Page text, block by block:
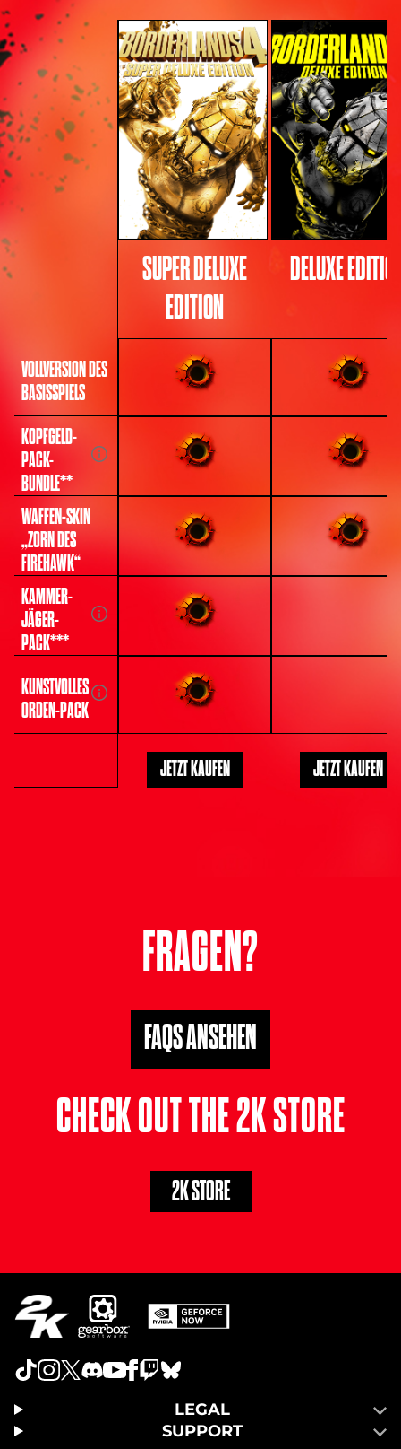
VOLLVERSION DES
BASISSPIELS
KOPFGELD-
PACK-
BUNDLE**
WAFFEN-SKIN
„ZORN DES
FIREHAWK“
KAMMER-
JÄGER-
PACK***
KUNSTVOLLES
ORDEN-PACK
SUPER DELUXE
EDITION
JETZT KAUFEN
DELUXE
JETZT KAUFEN
FRAGEN?
FAQS ANSEHEN
CHECK OUT THE 2K STORE
2K STORE
LEGAL
SUPPORT